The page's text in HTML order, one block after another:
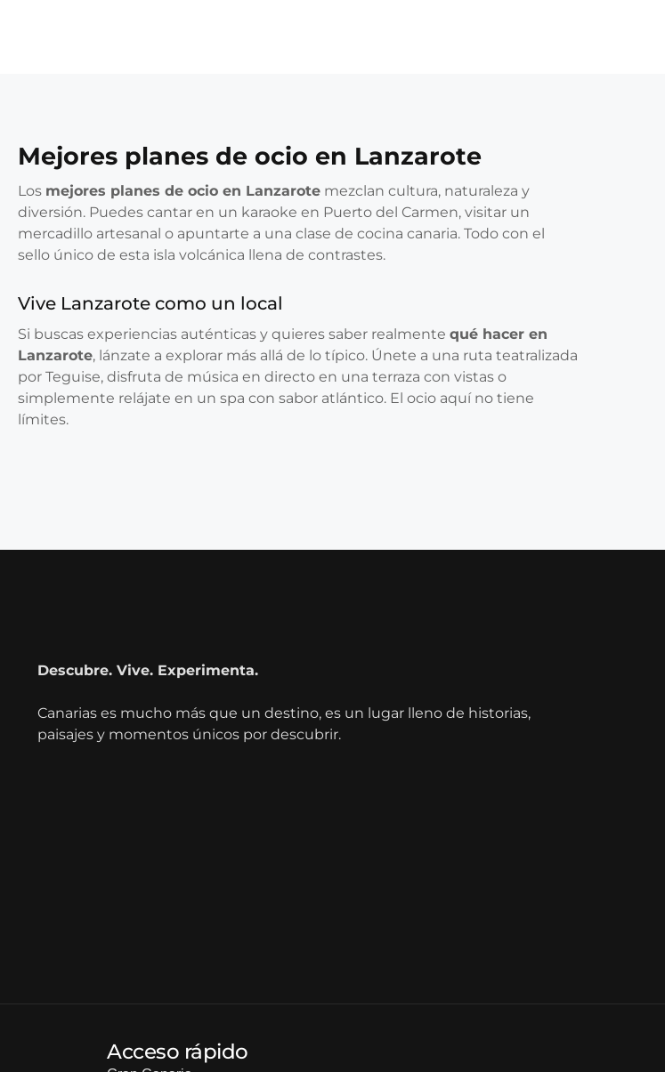
Mejores planes de ocio en Lanzarote
Los mejores planes de ocio en Lanzarote mezclan cultura, naturaleza y
diversión. Puedes cantar en un karaoke en Puerto del Carmen, visitar un
mercadillo artesanal o apuntarte a una clase de cocina canaria. Todo con el
sello único de esta isla volcánica llena de contrastes.
Vive Lanzarote como un local
Si buscas experiencias auténticas y quieres saber realmente qué hacer en
Lanzarote, lánzate a explorar más allá de lo típico. Únete a una ruta teatralizada
por Teguise, disfruta de música en directo en una terraza con vistas o
simplemente relájate en un spa con sabor atlántico. El ocio aquí no tiene
límites.
Descubre. Vive. Experimenta.
Canarias es mucho más que un destino, es un lugar lleno de historias,
paisajes y momentos únicos por descubrir.
Acceso rápido